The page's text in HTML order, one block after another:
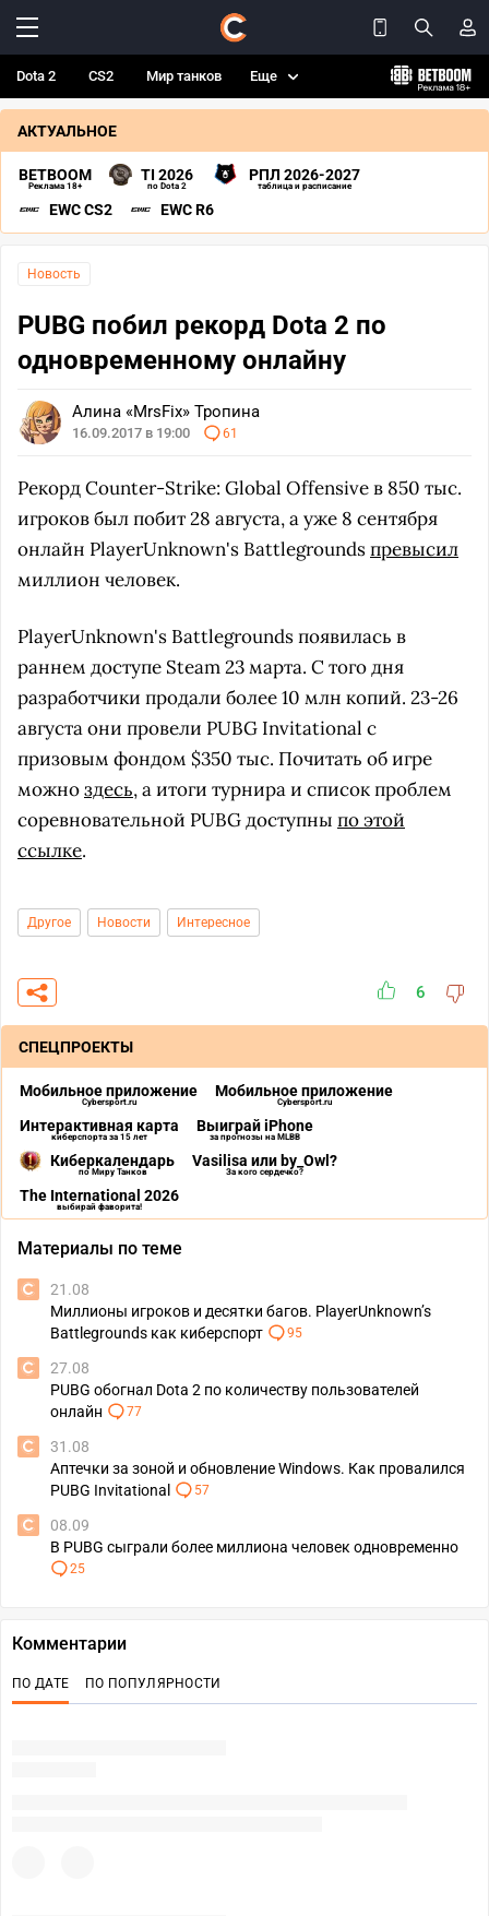
Dota 2 CS2 Мир танков Еще
АКТУАЛЬНОЕ
BETBOOM
Реклама 18+
TI 2026
по Dota 2
РПЛ 2026-2027
таблица и расписание
EWC CS2 EWC R6
Новость
PUBG побил рекорд Dota 2 по
одновременному онлайну
Алина «MrsFix» Тропина
16.09.2017 в 19:00 61
Рекорд Counter-Strike: Global Offensive в 850 тыс.
игроков был побит 28 августа, а уже 8 сентября
онлайн PlayerUnknown's Battlegroundsпревысил
миллион человек.
PlayerUnknown's Battlegrounds появилась в
раннем доступе Steam 23 марта. С того дня
разработчики продали более 10 млн копий. 23-26
августа они провели PUBG Invitational с
призовым фондом $350 тыс. Почитать об игре
можноздесь, а итоги турнира и список проблем
соревновательной PUBG доступны по этой
ссылке.
Другое Новости Интересное
6
СПЕЦПРОЕКТЫ
Мобильное приложение
Cybersport.ru
Мобильное приложение
Cybersport.ru
Интерактивная карта
киберспорта за 15 лет
Выиграй iPhone
за прогнозы на MLBB
Киберкалендарь
по Миру Танков
Vasilisa или by_Owl?
За кого сердечко?
The International 2026
выбирай фаворита!
Материалы по теме
21.08
Миллионы игроков и десятки багов. PlayerUnknown’s
Battlegrounds как киберспорт
95
27.08
PUBG обогнал Dota 2 по количеству пользователей
онлайн
77
31.08
Аптечки за зоной и обновление Windows. Как провалился
PUBG Invitational
57
08.09
В PUBG сыграли более миллиона человек одновременно
25
Комментарии
ПО ДАТЕ ПО ПОПУЛЯРНОСТИ